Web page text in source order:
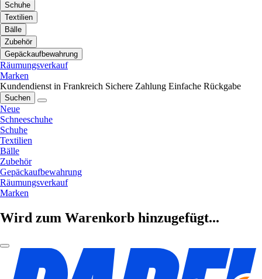
Schuhe
Textilien
Bälle
Zubehör
Gepäckaufbewahrung
Räumungsverkauf
Marken
Kundendienst in Frankreich Sichere Zahlung Einfache Rückgabe
Suchen
Neue
Schneeschuhe
Schuhe
Textilien
Bälle
Zubehör
Gepäckaufbewahrung
Räumungsverkauf
Marken
Wird zum Warenkorb hinzugefügt...